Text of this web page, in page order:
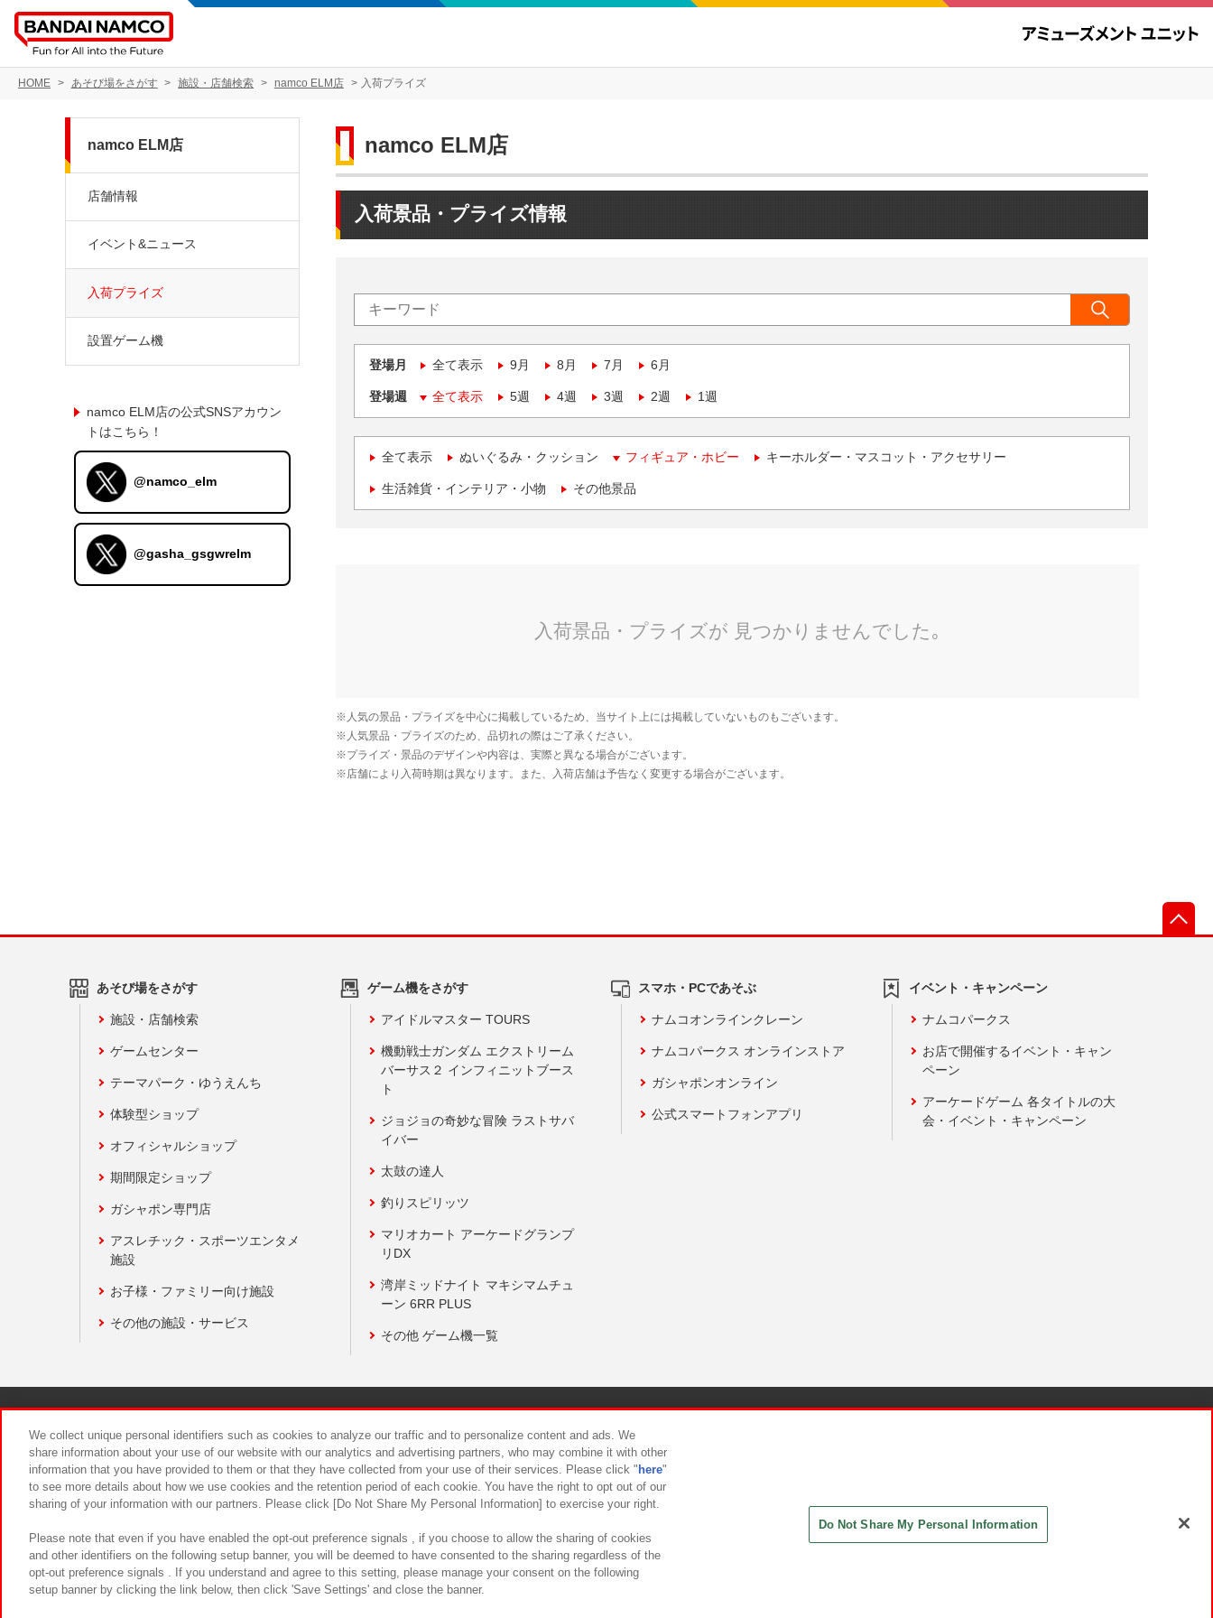
HOME あそび場をさがす 施設・店舗検索 namco ELM店 入荷プライズ
namco ELM店
入荷景品・プライズ情報
登場月 全て表示 9月 8月 7月 6月
登場週 全て表示 5週 4週 3週 2週 1週
全て表示 ぬいぐるみ・クッション フィギュア・ホビー キーホルダー・マスコット・アクセサリー
生活雑貨・インテリア・小物 その他景品
namco ELM店
店舗情報
イベント&ニュース
入荷プライズ
設置ゲーム機
namco ELM店の公式SNSアカウン
トはこちら！
@namco_elm
@gasha_gsgwrelm
あそび場をさがす
施設・店舗検索
ゲームセンター
テーマパーク・ゆうえんち
体験型ショップ
オフィシャルショップ
期間限定ショップ
ガシャポン専門店
アスレチック・スポーツエンタメ
施設
お子様・ファミリー向け施設
その他の施設・サービス
ゲーム機をさがす
アイドルマスター TOURS
機動戦士ガンダム エクストリーム
バーサス２ インフィニットブース
ト
ジョジョの奇妙な冒険 ラストサバ
イバー
太鼓の達人
釣りスピリッツ
マリオカート アーケードグランプ
リDX
湾岸ミッドナイト マキシマムチュ
ーン 6RR PLUS
その他 ゲーム機一覧
スマホ・PCであそぶ
ナムコオンラインクレーン
ナムコパークス オンラインストア
ガシャポンオンライン
公式スマートフォンアプリ
イベント・キャンペーン
ナムコパークス
お店で開催するイベント・キャン
ペーン
アーケードゲーム 各タイトルの大
会・イベント・キャンペーン
食品のご提供について カスタマーハラスメント対応方針
We collect unique personal identifiers such as cookies to analyze our traffic and to personalize content and ads. We
share information about your use of our website with our analytics and advertising partners, who may combine it with other
information that you have provided to them or that they have collected from your use of their services. Please click " here"
to see more details about how we use cookies and the retention period of each cookie. You have the right to opt out of our
sharing of your information with our partners. Please click [Do Not Share My Personal Information] to exercise your right.
Please note that even if you have enabled the opt-out preference signals , if you choose to allow the sharing of cookies
and other identifiers on the following setup banner, you will be deemed to have consented to the sharing regardless of the
opt-out preference signals . If you understand and agree to this setting, please manage your consent on the following
setup banner by clicking the link below, then click 'Save Settings' and close the banner.
Do Not Share My Personal Information